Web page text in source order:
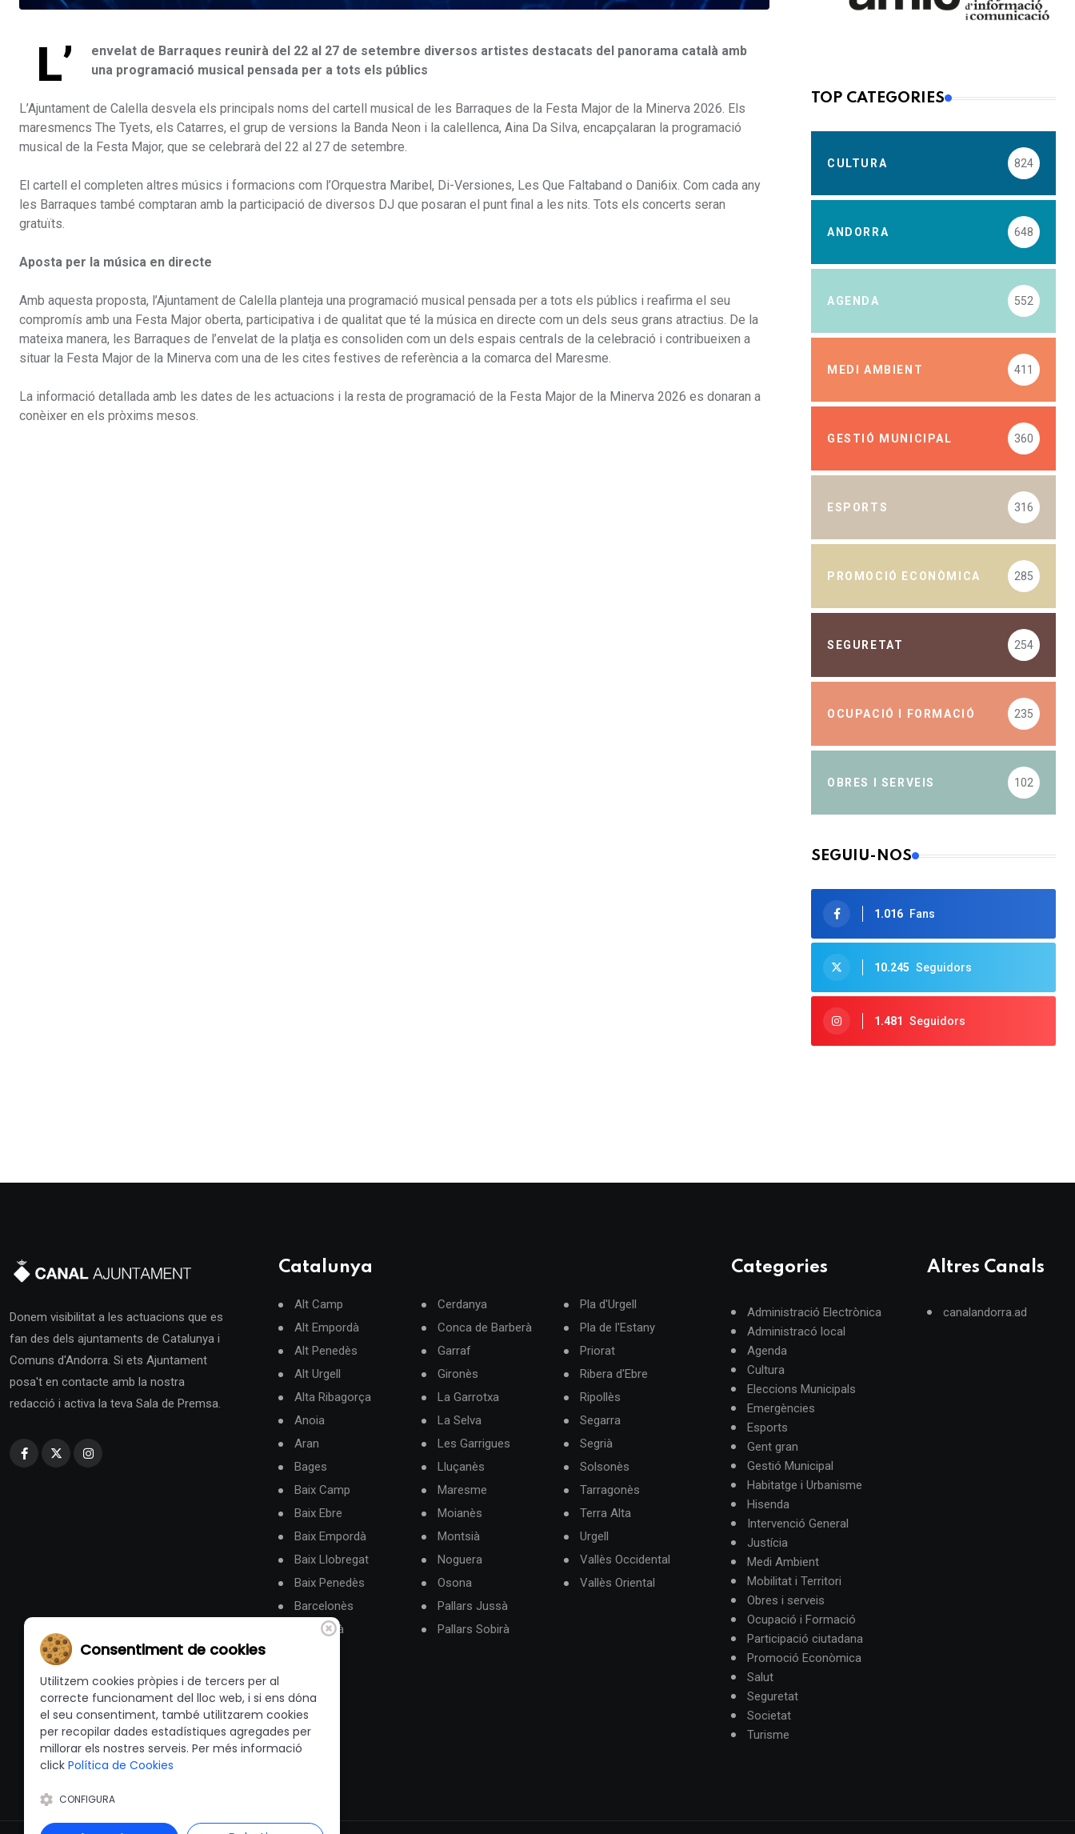
L’
envelat de Barraques reunirà del 22 al 27 de setembre diversos artistes destacats del panorama català amb
una programació musical pensada per a tots els públics
L’Ajuntament de Calella desvela els principals noms del cartell musical de les Barraques de la Festa Major de la Minerva 2026. Els
maresmencs The Tyets, els Catarres, el grup de versions la Banda Neon i la calellenca, Aina Da Silva, encapçalaran la programació
musical de la Festa Major, que se celebrarà del 22 al 27 de setembre.
El cartell el completen altres músics i formacions com l’Orquestra Maribel, Di-Versiones, Les Que Faltaband o Dani6ix. Com cada any
les Barraques també comptaran amb la participació de diversos DJ que posaran el punt final a les nits. Tots els concerts seran
gratuïts.
Aposta per la música en directe
Amb aquesta proposta, l’Ajuntament de Calella planteja una programació musical pensada per a tots els públics i reafirma el seu
compromís amb una Festa Major oberta, participativa i de qualitat que té la música en directe com un dels seus grans atractius. De la
mateixa manera, les Barraques de l’envelat de la platja es consoliden com un dels espais centrals de la celebració i contribueixen a
situar la Festa Major de la Minerva com una de les cites festives de referència a la comarca del Maresme.
La informació detallada amb les dates de les actuacions i la resta de programació de la Festa Major de la Minerva 2026 es donaran a
conèixer en els pròxims mesos.
TOP CATEGORIES
CULTURA 824
ANDORRA 648
AGENDA 552
MEDI AMBIENT 411
GESTIÓ MUNICIPAL 360
ESPORTS 316
PROMOCIÓ ECONÒMICA 285
SEGURETAT 254
OCUPACIÓ I FORMACIÓ 235
OBRES I SERVEIS 102
SEGUIU-NOS
1.016 Fans
10.245 Seguidors
1.481 Seguidors
Donem visibilitat a les actuacions que es
fan des dels ajuntaments de Catalunya i
Comuns d'Andorra. Si ets Ajuntament
posa't en contacte amb la nostra
redacció i activa la teva Sala de Premsa.
Catalunya
Alt Camp
Alt Empordà
Alt Penedès
Alt Urgell
Alta Ribagorça
Anoia
Aran
Bages
Baix Camp
Baix Ebre
Baix Empordà
Baix Llobregat
Baix Penedès
Barcelonès
Berguedà
Cerdanya
Conca de Barberà
Garraf
Gironès
La Garrotxa
La Selva
Les Garrigues
Lluçanès
Maresme
Moianès
Montsià
Noguera
Osona
Pallars Jussà
Pallars Sobirà
Pla d'Urgell
Pla de l'Estany
Priorat
Ribera d'Ebre
Ripollès
Segarra
Segrià
Solsonès
Tarragonès
Terra Alta
Urgell
Vallès Occidental
Vallès Oriental
Categories
Administració Electrònica
Administracó local
Agenda
Cultura
Eleccions Municipals
Emergències
Esports
Gent gran
Gestió Municipal
Habitatge i Urbanisme
Hisenda
Intervenció General
Justícia
Medi Ambient
Mobilitat i Territori
Obres i serveis
Ocupació i Formació
Participació ciutadana
Promoció Econòmica
Salut
Seguretat
Societat
Turisme
Altres Canals
canalandorra.ad
Consentiment de cookies
Utilitzem cookies pròpies i de tercers per al
correcte funcionament del lloc web, i si ens dóna
el seu consentiment, també utilitzarem cookies
per recopilar dades estadístiques agregades per
millorar els nostres serveis. Per més informació
click Política de Cookies
CONFIGURA